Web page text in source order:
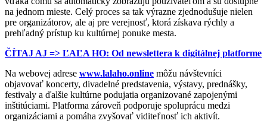
na jednom mieste. Celý proces sa tak výrazne zjednodušuje nielen
pre organizátorov, ale aj pre verejnosť, ktorá získava rýchly a
prehľadný prístup ku kultúrnej ponuke mesta.
ČÍTAJ AJ => ĽAĽA HO: Od newslettera k digitálnej platforme
Na webovej adrese www.lalaho.online môžu návštevníci
objavovať koncerty, divadelné predstavenia, výstavy, prednášky,
festivaly a ďalšie kultúrne podujatia organizované zapojenými
inštitúciami. Platforma zároveň podporuje spoluprácu medzi
organizáciami a pomáha zvyšovať viditeľnosť ich aktivít.